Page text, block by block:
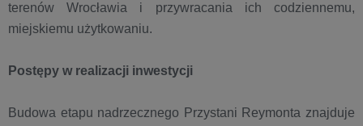
terenów Wrocławia i przywracania ich codziennemu,
miejskiemu użytkowaniu.
Postępy w realizacji inwestycji
Budowa etapu nadrzecznego Przystani Reymonta znajduje